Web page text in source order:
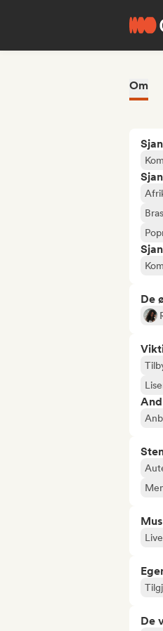
Om
De
De